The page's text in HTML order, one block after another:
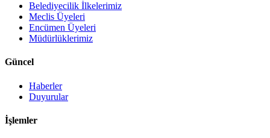
Belediyecilik İlkelerimiz
Meclis Üyeleri
Encümen Üyeleri
Müdürlüklerimiz
Güncel
Haberler
Duyurular
İşlemler